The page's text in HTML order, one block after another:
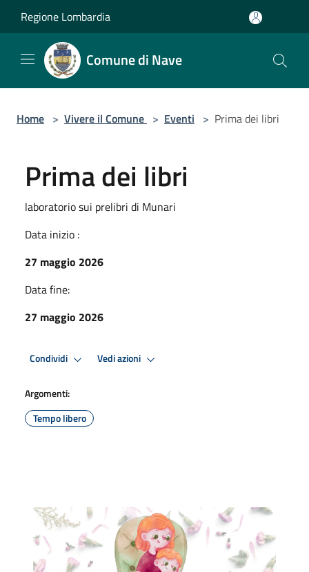
Regione Lombardia
Comune di Nave
Home > Vivere il Comune > Eventi > Prima dei libri
Prima dei libri
laboratorio sui prelibri di Munari
Data inizio :
27 maggio 2026
Data fine:
27 maggio 2026
Condividi Vedi azioni
Argomenti:
Tempo libero